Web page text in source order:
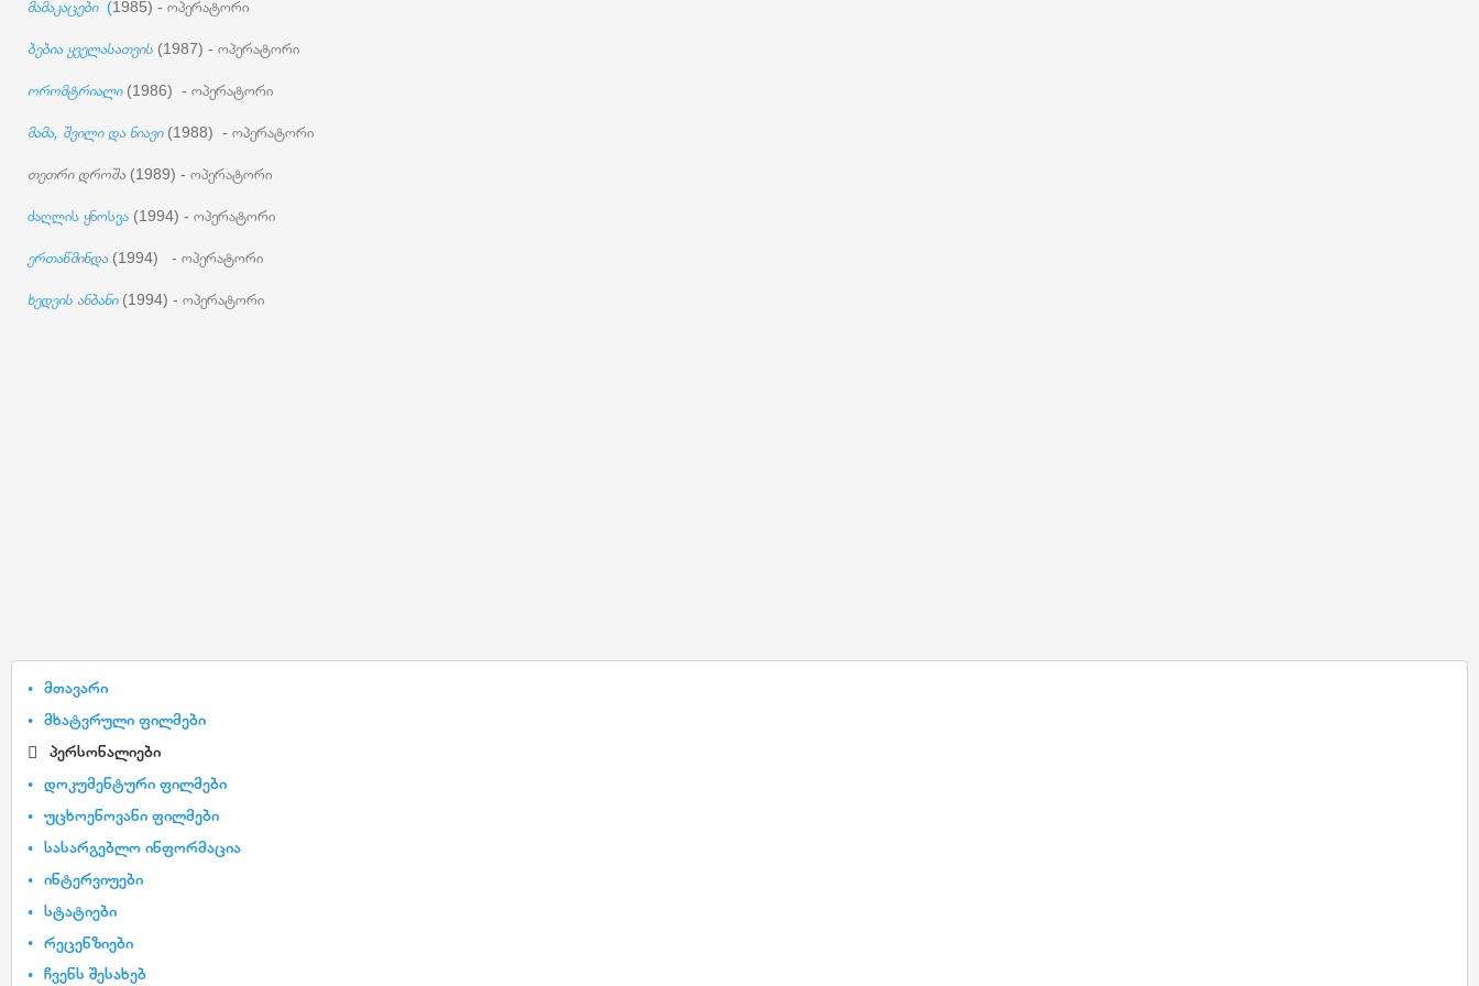
მამაკაცები (1985) - ოპერატორი
ბებია ყველასათვის (1987) - ოპერატორი
ორომტრიალი (1986) - ოპერატორი
მამა, შვილი და ნიავი (1988) - ოპერატორი
თეთრი დროშა(1989) - ოპერატორი
ძაღლის ყნოსვა (1994) - ოპერატორი
ერთაწმინდა(1994) - ოპერატორი
ხედვის ანბანი (1994) - ოპერატორი
მთავარი
მხატვრული ფილმები
პერსონალიები
დოკუმენტური ფილმები
უცხოენოვანი ფილმები
სასარგებლო ინფორმაცია
ინტერვიუები
სტატიები
რეცენზიები
ჩვენს შესახებ